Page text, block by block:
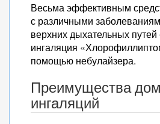
Весьма эффективным
с различными
верхних дыхательных путей
ингаляция
помощью небулайзера.
Преимущества
ингаляций